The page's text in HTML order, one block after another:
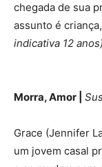
chegada de sua
assunto é
indicativa 12 anos)
Morra, Amor |
Grace (Jennifer
um jovem casal